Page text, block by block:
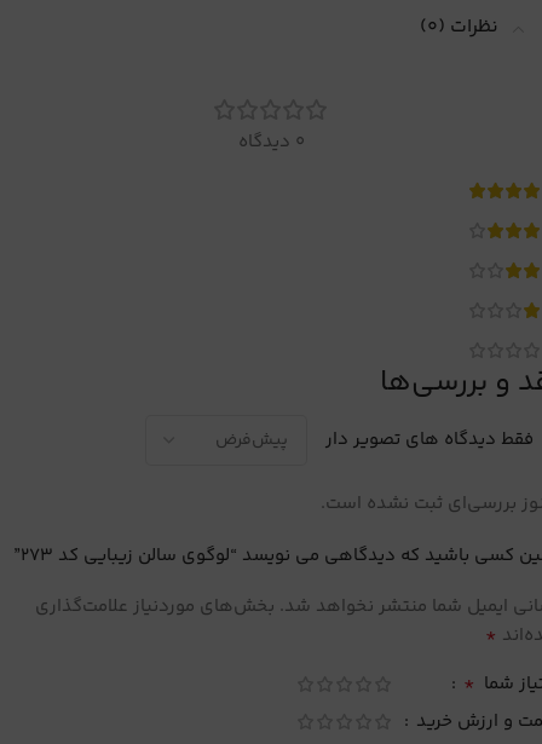
نظرات (0)
0 دیدگاه
و بررسی‌ها
فقط دیدگاه های تصویر دار
بررسی‌ای ثبت نشده است.
کسی باشید که دیدگاهی می نویسد “لوگوی سالن زیبایی کد 273”
ایمیل شما منتشر نخواهد شد. بخش‌های موردنیاز علامت‌گذاری
*
شما *
و ارزش خرید